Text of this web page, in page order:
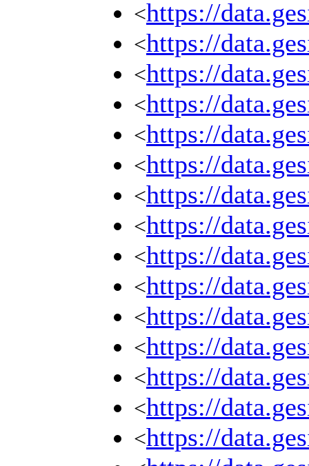
<https://
<https://
<https://
<https://
<https://
<https://
<https://
<https://
<https://
<https://
<https://
<https://
<https://
<https://
<https://